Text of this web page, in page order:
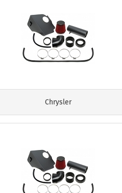
Chrysler